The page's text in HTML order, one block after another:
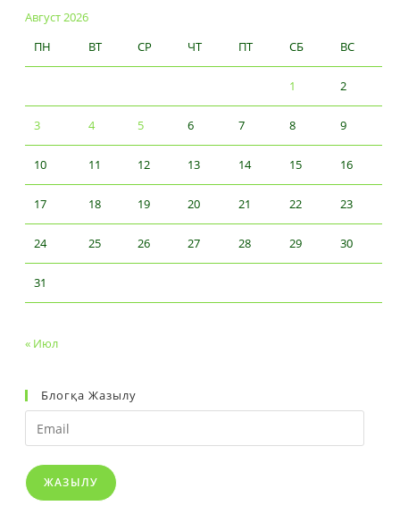
Август 2026
ПН
ВТ СР ЧТ ПТ СБ ВС
1 2
3 4 5 6 7 8 9
10 11 12 13 14 15 16
17 18 19 20 21 22 23
24 25 26 27 28 29 30
31
« Июл
Блогқа Жазылу
Email
ЖАЗЫЛУ